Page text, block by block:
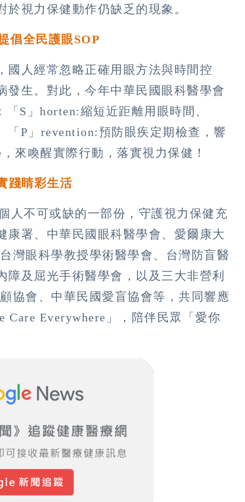
視力保健動作仍缺乏的現象。
倡全民護眼SOP
國人經常忽略正確用眼方法與時間控
發生。對此，今年中華民國眼科醫學會
S」horten:縮短近距離用眼時間、
「P」revention:預防眼疾定期檢查，響
來喚醒實際行動，落實視力保健！
踐睛彩生活
人不可或缺的一部份，守護視力保健充
康署、中華民國眼科醫學會、愛爾康大
灣眼科學教授學術醫學會、台灣防盲醫
及屈光手術醫學會，以及三大非營利
協會、中華民國愛盲協會等，共同響應
Care Everywhere」，陪伴民眾「愛你